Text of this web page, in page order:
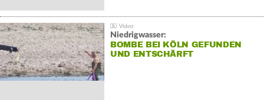
Niedrigwasser:
BOMBE BEI KÖLN GEFUNDEN
UND ENTSCHÄRFT